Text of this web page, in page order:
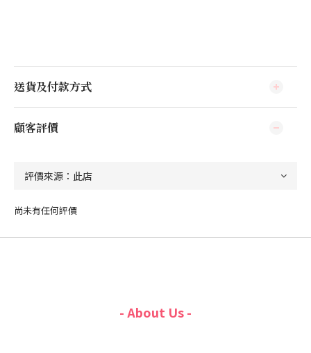
送貨及付款方式
顧客評價
尚未有任何評價
- About Us -